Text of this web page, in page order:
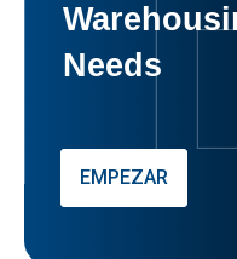
Needs
EMPEZAR